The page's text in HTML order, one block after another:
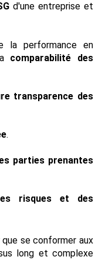
d'une entreprise et
la performance en
comparabilité des
transparence des
.
parties prenantes
risques et des
se conformer aux
long et complexe